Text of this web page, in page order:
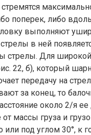
стремятся
поперек, либо
выполняют
в ней
стрелы. Для
22, б), который
передачу на
за конец, то
около 2/я
массы груза и
под углом 30°, к